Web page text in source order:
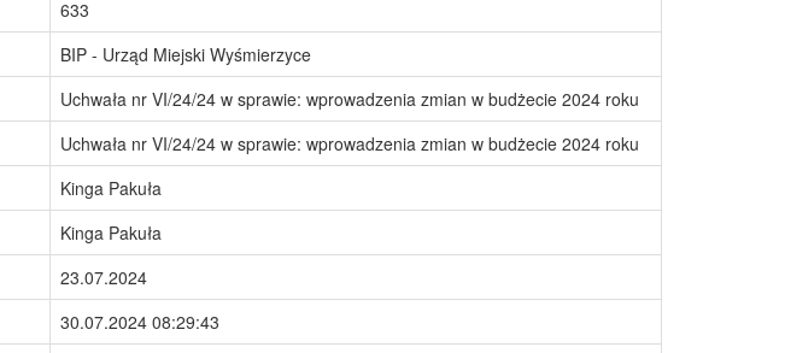
633
BIP - Urząd Miejski Wyśmierzyce
Uchwała nr VI/24/24 w sprawie: wprowadzenia zmian w budżecie 2024 roku
Uchwała nr VI/24/24 w sprawie: wprowadzenia zmian w budżecie 2024 roku
Kinga Pakuła
Kinga Pakuła
23.07.2024
30.07.2024 08:29:43